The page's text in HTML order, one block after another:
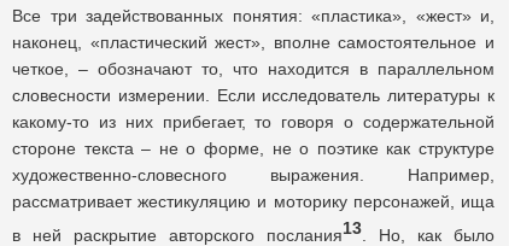
Все три задействованных понятия: «пластика», «жест» и,
наконец, «пластический жест», вполне самостоятельное и
четкое, – обозначают то, что находится в параллельном
словесности измерении. Если исследователь литературы к
какому-то из них прибегает, то говоря о содержательной
стороне текста – не о форме, не о поэтике как структуре
художественно-словесного выражения. Например,
рассматривает жестикуляцию и моторику персонажей, ища
в ней раскрытие авторского послания13 . Но, как было